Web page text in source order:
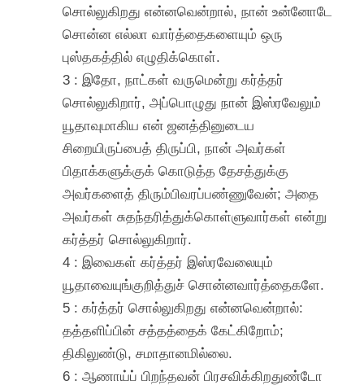
சொல்லுகிறது என்னவென்றால், நான் உன்னோடே
சொன்ன எல்லா வார்த்தைகளையும் ஒரு
புஸ்தகத்தில் எழுதிக்கொள்.
3 : இதோ, நாட்கள் வருமென்று கர்த்தர்
சொல்லுகிறார், அப்பொழுது நான் இஸ்ரவேலும்
யூதாவுமாகிய என் ஜனத்தினுடைய
சிறையிருப்பைத் திருப்பி, நான் அவர்கள்
பிதாக்களுக்குக் கொடுத்த தேசத்துக்கு
அவர்களைத் திரும்பிவரப்பண்ணுவேன்; அதை
அவர்கள் சுதந்தரித்துக்கொள்ளுவார்கள் என்று
கர்த்தர் சொல்லுகிறார்.
4 : இவைகள் கர்த்தர் இஸ்ரவேலையும்
யூதாவையுங்குறித்துச் சொன்னவார்த்தைகளே.
5 : கர்த்தர் சொல்லுகிறது என்னவென்றால்:
தத்தளிப்பின் சத்தத்தைக் கேட்கிறோம்;
திகிலுண்டு, சமாதானமில்லை.
6 : ஆணாய்ப் பிறந்தவன் பிரசவிக்கிறதுண்டோ